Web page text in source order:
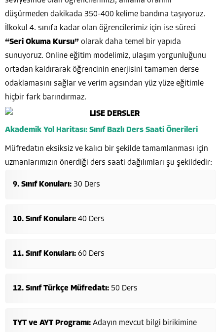
düşürmeden dakikada 350-400 kelime bandına taşıyoruz.
İlkokul 4. sınıfa kadar olan öğrencilerimiz için ise süreci
“Seri Okuma Kursu” olarak daha temel bir yapıda
sunuyoruz. Online eğitim modelimiz, ulaşım yorgunluğunu
ortadan kaldırarak öğrencinin enerjisini tamamen derse
odaklamasını sağlar ve verim açısından yüz yüze eğitimle
hiçbir fark barındırmaz.
Akademik Yol Haritası: Sınıf Bazlı Ders Saati Önerileri
Müfredatın eksiksiz ve kalıcı bir şekilde tamamlanması için
uzmanlarımızın önerdiği ders saati dağılımları şu şekildedir:
9. Sınıf Konuları: 30 Ders
10. Sınıf Konuları: 40 Ders
11. Sınıf Konuları: 60 Ders
12. Sınıf Türkçe Müfredatı: 50 Ders
TYT ve AYT Programı: Adayın mevcut bilgi birikimine